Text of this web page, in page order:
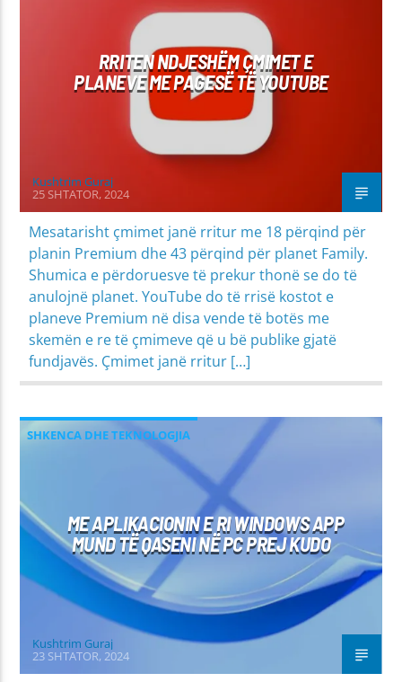
RRITEN NDJESHËM ÇMIMET E
PLANEVE ME PAGESË TË YOUTUBE
Kushtrim Guraj
25 SHTATOR, 2024
Mesatarisht çmimet janë rritur me 18 përqind për
planin Premium dhe 43 përqind për planet Family.
Shumica e përdoruesve të prekur thonë se do të
anulojnë planet. YouTube do të rrisë kostot e
planeve Premium në disa vende të botës me
skemën e re të çmimeve që u bë publike gjatë
fundjavës. Çmimet janë rritur […]
SHKENCA DHE TEKNOLOGJIA
ME APLIKACIONIN E RI WINDOWS APP
MUND TË QASENI NË PC PREJ KUDO
Kushtrim Guraj
23 SHTATOR, 2024